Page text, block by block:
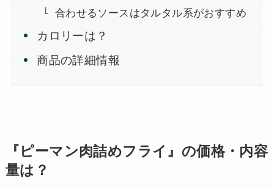
合わせるソースはタルタル系がおすすめ
カロリーは？
商品の詳細情報
『ピーマン肉詰めフライ』の価格・内容
量は？